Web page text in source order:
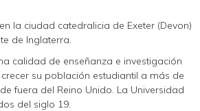
la ciudad catedralicia de Exeter (Devon)
de Inglaterra.
calidad de enseñanza e investigación
su población estudiantil a más de
fuera del Reino Unido. La Universidad
del siglo 19.